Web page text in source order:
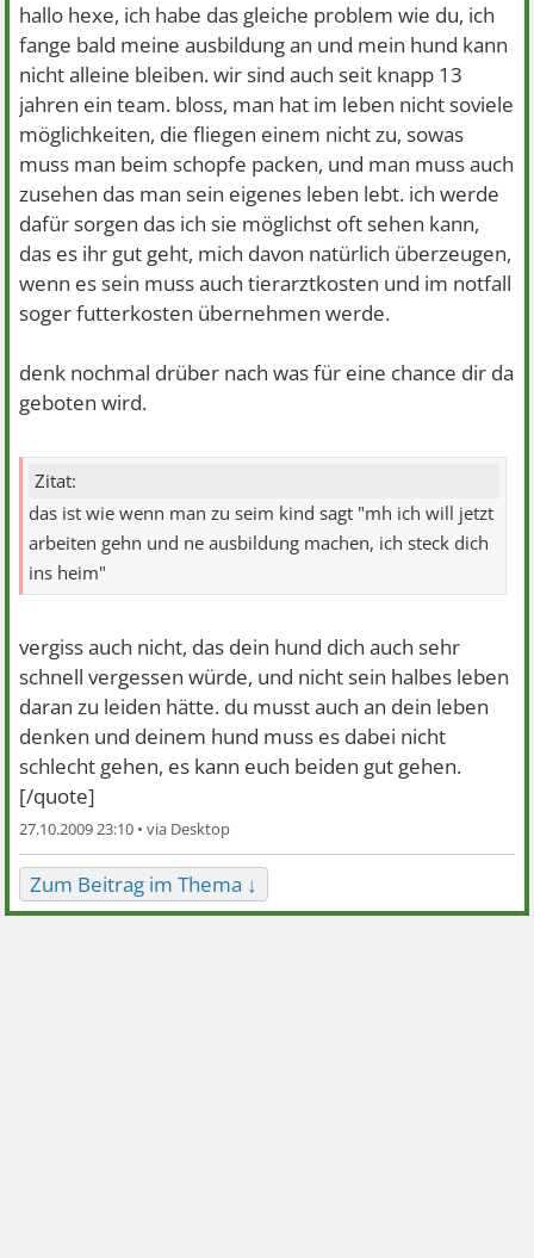
hallo hexe, ich habe das gleiche problem wie du, ich
fange bald meine ausbildung an und mein hund kann
nicht alleine bleiben. wir sind auch seit knapp 13
jahren ein team. bloss, man hat im leben nicht soviele
möglichkeiten, die fliegen einem nicht zu, sowas
muss man beim schopfe packen, und man muss auch
zusehen das man sein eigenes leben lebt. ich werde
dafür sorgen das ich sie möglichst oft sehen kann,
das es ihr gut geht, mich davon natürlich überzeugen,
wenn es sein muss auch tierarztkosten und im notfall
soger futterkosten übernehmen werde.
denk nochmal drüber nach was für eine chance dir da
geboten wird.
Zitat:
das ist wie wenn man zu seim kind sagt "mh ich will jetzt
arbeiten gehn und ne ausbildung machen, ich steck dich
ins heim"
vergiss auch nicht, das dein hund dich auch sehr
schnell vergessen würde, und nicht sein halbes leben
daran zu leiden hätte. du musst auch an dein leben
denken und deinem hund muss es dabei nicht
schlecht gehen, es kann euch beiden gut gehen.
[/quote]
27.10.2009 23:10 •
Zum Beitrag im Thema ↓